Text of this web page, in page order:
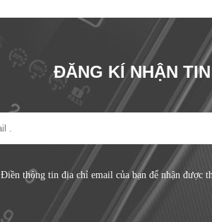
ĐĂNG KÍ NHẬN
Điền thông tin địa chỉ email của bạn để nhận được